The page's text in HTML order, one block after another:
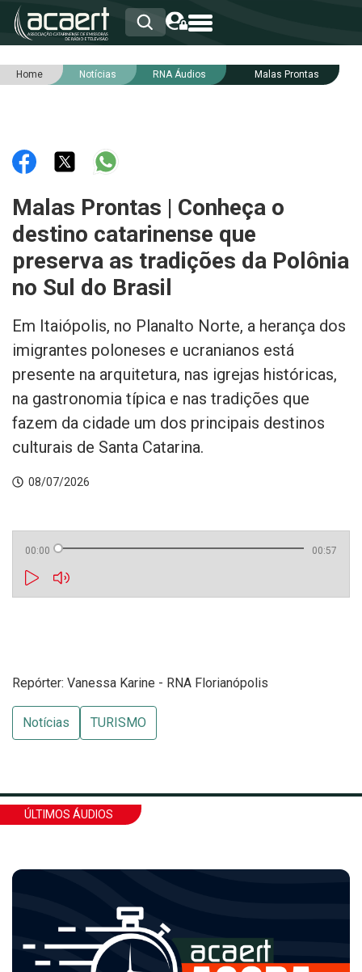
HOME
RNA
NOTÍCIAS
SERVIÇOS
INTEGRIDADE
Home Notícias RNA Áudios Malas Prontas
Malas Prontas | Conheça o
destino catarinense que
preserva as tradições da Polônia
no Sul do Brasil
Em Itaiópolis, no Planalto Norte, a herança dos
imigrantes poloneses e ucranianos está
presente na arquitetura, nas igrejas históricas,
na gastronomia típica e nas tradições que
fazem da cidade um dos principais destinos
culturais de Santa Catarina.
08/07/2026
00:00 00:57
Repórter: Vanessa Karine - RNA Florianópolis
Notícias TURISMO
ÚLTIMOS ÁUDIOS